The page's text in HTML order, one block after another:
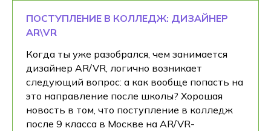
ПОСТУПЛЕНИЕ В КОЛЛЕДЖ: ДИЗАЙНЕР
AR\VR
Когда ты уже разобрался, чем занимается
дизайнер AR/VR, логично возникает
следующий вопрос: а как вообще попасть на
это направление после школы? Хорошая
новость в том, что поступление в колледж
после 9 класса в Москве на AR/VR-